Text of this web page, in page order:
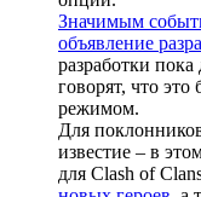
Значимым
объявление
разработки
говорят, что
режимом.
Для
известие – в
для Clash of